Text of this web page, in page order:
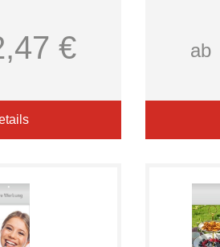
€ ab